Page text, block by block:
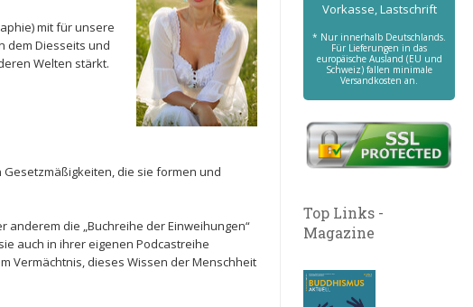
mit für unsere
dem Diesseits und
Welten stärkt.
die sie formen und
die „Buchreihe der Einweihungen“
auch in ihrer eigenen Podcastreihe
Vermächtnis, dieses Wissen der Menschheit
Vorkasse, Lastschrift
* Nur innerhalb Deutschlands.
Für Lieferungen in das
europäische Ausland (EU und
Schweiz) fallen minimale
Versandkosten an.
Top Links -
Magazine